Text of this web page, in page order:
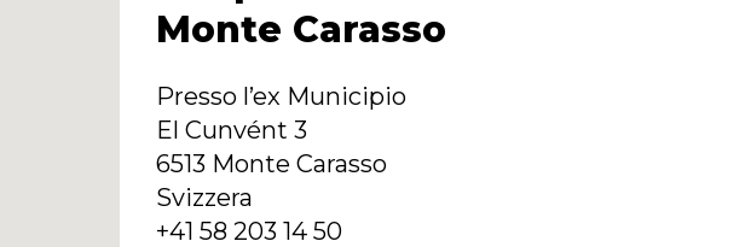
Monte Carasso
Presso l’ex Municipio
El Cunvént 3
6513 Monte Carasso
Svizzera
+41 58 203 14 50